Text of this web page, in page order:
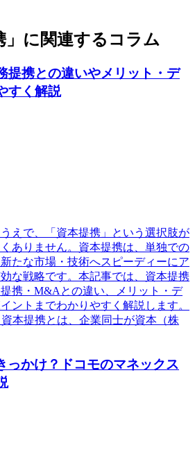
」に関連するコラム
提携との違いやメリット・デ
すく解説
えで、「資本提携」という選択肢が
ありません。資本提携は、単独での
たな市場・技術へスピーディーにア
な戦略です。本記事では、資本提携
携・M&Aとの違い、メリット・デ
ントまでわかりやすく解説します。
本提携とは、企業同士が資本（株
かけ？ドコモのマネックス